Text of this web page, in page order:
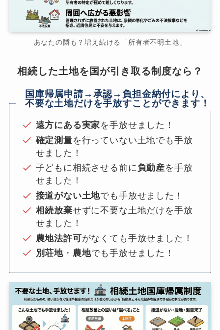
あなたの隣も？増え続ける「所有者不明土地」
相続した土地を国が引き取る制度なら？
国庫帰属申請→承認→負担金納付により、
不要な土地だけを手放すことができます！
遠方にある実家を手放せました！
確定測量を行っていない土地でも手放
せました！
子どもに相続させる前に負動産を手放
せました！
接道がない土地でも手放せました！
相続放棄せずに不要な土地だけを手放
せました！
農地法許可がなくても手放せました！
別荘地 ・ 農地でも手放せました！